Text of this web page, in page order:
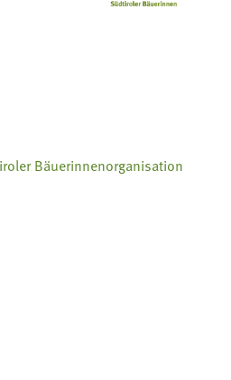
Bäuerinnenorganisation